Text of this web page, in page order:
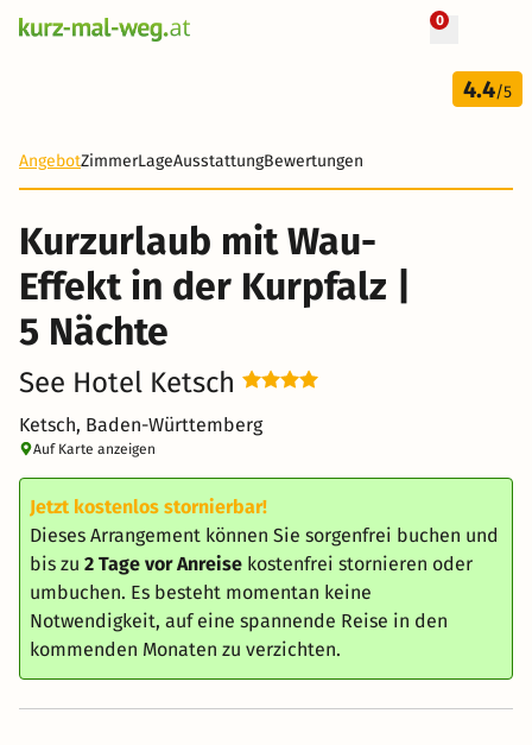
0
6 Tage
498 €
+ 28 Fotos
4.4/5
AngebotZimmerLageAusstattungBewertungen
Kurzurlaub mit Wau-
Effekt in der Kurpfalz |
5 Nächte
See Hotel Ketsch
Ketsch, Baden-Württemberg
Auf Karte anzeigen
Jetzt kostenlos stornierbar!
Dieses Arrangement können Sie sorgenfrei buchen und
bis zu 2 Tage vor Anreise kostenfrei stornieren oder
umbuchen. Es besteht momentan keine
Notwendigkeit, auf eine spannende Reise in den
kommenden Monaten zu verzichten.